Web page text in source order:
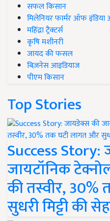
सफल किसान
मिलेनियर फार्मर ऑफ इंडिया
महिंद्रा ट्रैक्टर्स
कृषि मशीनरी
जायद की फसल
बिज़नेस आइडियाज
पीएम किसान
Top Stories
Success
जायटॉनिक
की तस्वीर,
सुधरी मिट्टी की